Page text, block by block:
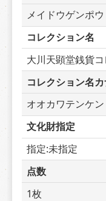
メイドウゲンポウ
コレクション名
大川天顕堂銭貨
コレクション名
オオカワテンケ
文化財指定
指定:未指定
点数
1枚